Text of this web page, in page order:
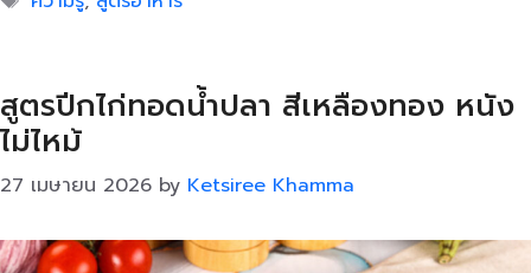
สูตรปีกไก่ทอดน้ำปลา สีเหลืองทอง หนัง
ไม่ไหม้
27 เมษายน 2026 by Ketsiree Khamma